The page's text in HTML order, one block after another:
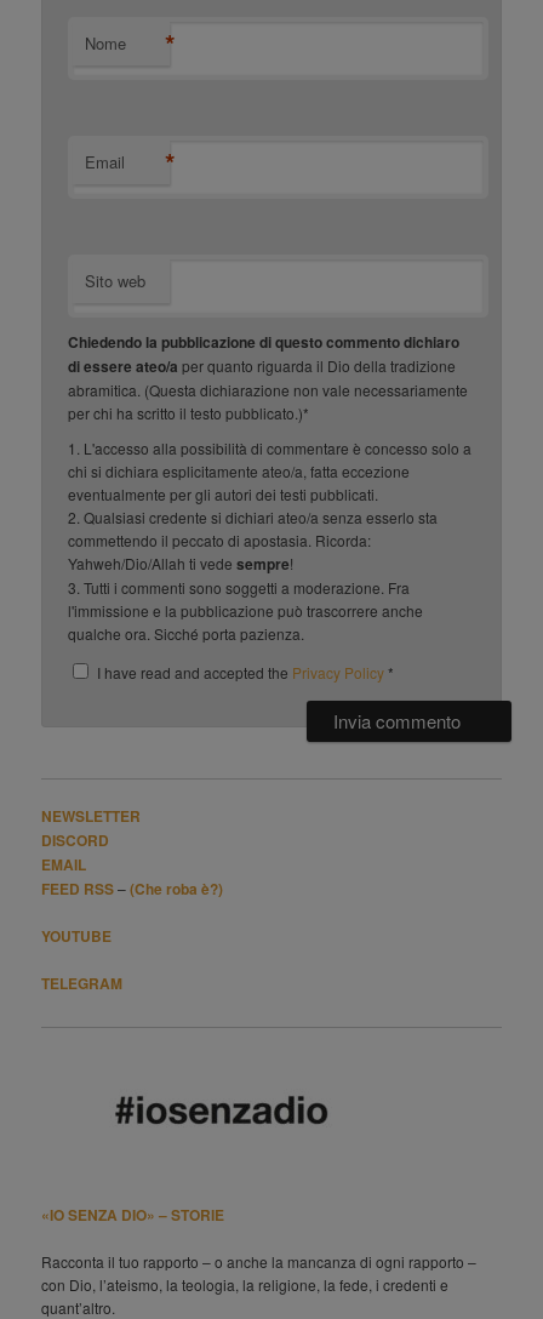
Nome *
Email *
Sito web
Chiedendo la pubblicazione di questo commento dichiaro
di essere ateo/a per quanto riguarda il Dio della tradizione
abramitica. (Questa dichiarazione non vale necessariamente
per chi ha scritto il testo pubblicato.)*
1. L'accesso alla possibilità di commentare è concesso solo a
chi si dichiara esplicitamente ateo/a, fatta eccezione
eventualmente per gli autori dei testi pubblicati.
2. Qualsiasi credente si dichiari ateo/a senza esserlo sta
commettendo il peccato di apostasia. Ricorda:
Yahweh/Dio/Allah ti vedesempre!
3. Tutti i commenti sono soggetti a moderazione. Fra
l'immissione e la pubblicazione può trascorrere anche
qualche ora. Sicché porta pazienza.
I have read and accepted the Privacy Policy*
NEWSLETTER
DISCORD
EMAIL
FEED RSS–(Che roba è?)
YOUTUBE
TELEGRAM
«IO SENZA DIO» – STORIE
Racconta il tuo rapporto – o anche la mancanza di ogni rapporto –
con Dio, l’ateismo, la teologia, la religione, la fede, i credenti e
quant’altro.